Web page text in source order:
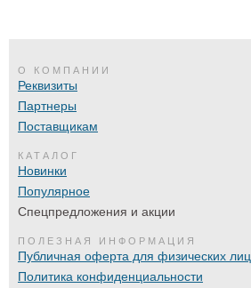
О КОМПАНИИ
Реквизиты
Партнеры
Поставщикам
КАТАЛОГ
Новинки
Популярное
Спецпредложения и акции
ПОЛЕЗНАЯ ИНФОРМАЦИЯ
Публичная оферта для физических лиц
Политика конфиденциальности